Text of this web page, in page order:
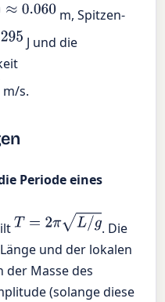
m, Spitzen-
J und die
m/s.
Periode eines
T= 2π L/g
. Die
und der lokalen
Masse des
(solange diese